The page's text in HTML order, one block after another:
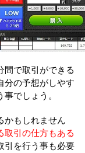
間で取引ができる
分の予想がしやす
でしょう。
かもしれません
取引の仕方もある
引を行う事も必要